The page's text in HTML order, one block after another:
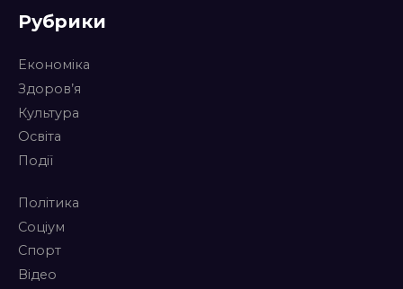
Рубрики
Економіка
Здоров’я
Культура
Освіта
Події
Політика
Соціум
Спорт
Відео